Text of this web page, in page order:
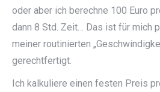
oder aber ich berechne 100 Euro
dann 8 Std. Zeit… Das ist für mich
meiner routinierten
gerechtfertigt.
Ich kalkuliere einen festen Preis